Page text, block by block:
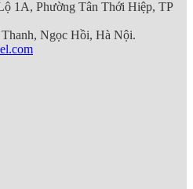
1A, Phường Tân Thới Hiệp, TP
Ngọc Hồi, Hà Nội.